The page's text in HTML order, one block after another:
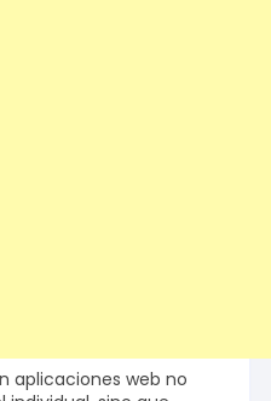
aplicaciones web no